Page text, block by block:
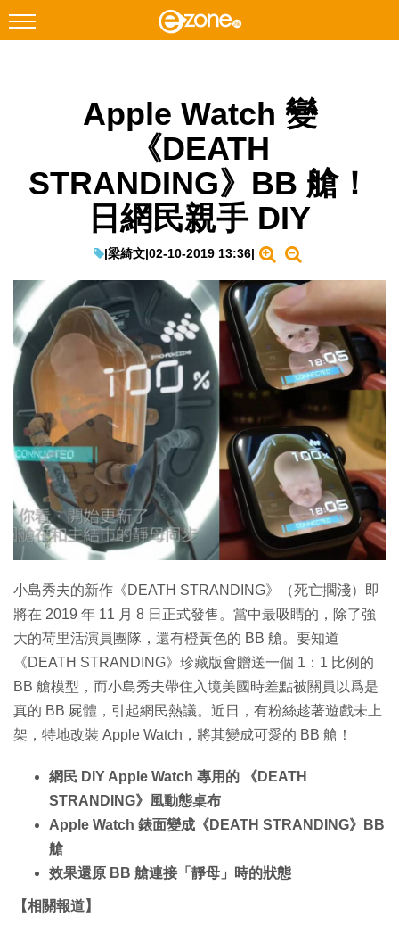
Instagram
網絡生活
EduTech
IT Times
生成式AI與雲端應用
Enterprise Digital Transformation
特集
Apple Watch 變
《DEATH
STRANDING》BB 艙！
日網民親手 DIY
|梁綺文|02-10-2019 13:36|
小島秀夫的新作《DEATH STRANDING》（死亡擱淺）即
將在 2019 年 11 月 8 日正式發售。當中最吸睛的，除了強
大的荷里活演員團隊，還有橙黃色的 BB 艙。要知道
《DEATH STRANDING》珍藏版會贈送一個 1：1 比例的
BB 艙模型，而小島秀夫帶住入境美國時差點被關員以爲是
真的 BB 屍體，引起網民熱議。近日，有粉絲趁著遊戲未上
架，特地改裝 Apple Watch，將其變成可愛的 BB 艙！
網民 DIY Apple Watch 專用的 《DEATH
STRANDING》風動態桌布
Apple Watch 錶面變成《DEATH STRANDING》BB
艙
效果還原 BB 艙連接「靜母」時的狀態
【相關報道】